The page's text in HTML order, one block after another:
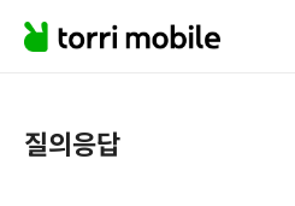
질의응답